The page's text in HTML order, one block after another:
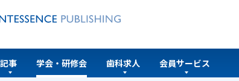
記事 学会・研修会 歯科求人 会員サービス